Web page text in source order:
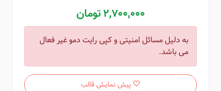
2,700,000 تومان
به دلیل مسائل امنیتی و کپی رایت دمو غیر فعال
می باشد.
پیش نمایش قالب